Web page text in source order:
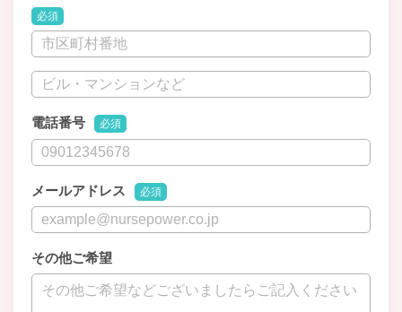
必須
電話番号 必須
メールアドレス 必須
その他ご希望